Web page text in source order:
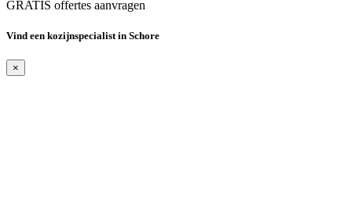
GRATIS offertes aanvragen
Vind een kozijnspecialist in Schore
×